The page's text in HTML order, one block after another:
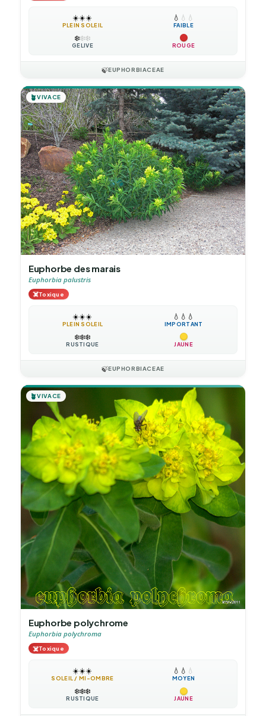
☀️☀️☀️
PLEIN SOLEIL
💧 💧 💧
FAIBLE
❄️❄️❄️
GÉLIVE ROUGE
🍃EUPHORBIACEAE
🪴VIVACE
Euphorbe des marais
Euphorbia palustris
☠️Toxique
☀️☀️☀️
PLEIN SOLEIL
💧 💧 💧
IMPORTANT
❄️❄️❄️
RUSTIQUE JAUNE
🍃EUPHORBIACEAE
🪴VIVACE
Euphorbe polychrome
Euphorbia polychroma
☠️Toxique
☀️☀️☀️
SOLEIL / MI-OMBRE
💧 💧 💧
MOYEN
❄️❄️❄️
RUSTIQUE JAUNE